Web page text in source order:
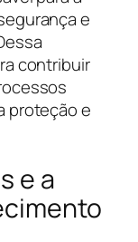
e
contribuir
proteção e
e a